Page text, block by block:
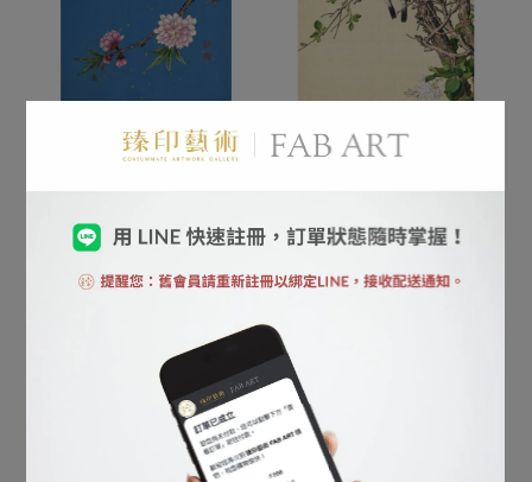
群芳擷秀 碧桃
Verkauft: 58
NT$2.600
In den Warenkorb
萼長春 紫白丁香
NT$2.600
In den Warenkorb